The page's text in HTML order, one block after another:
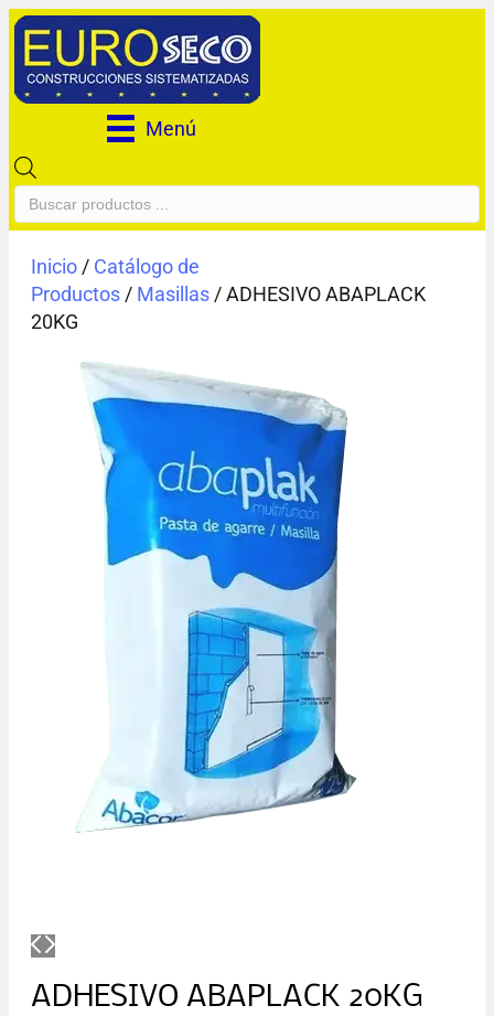
Menú
de
productos
Inicio / Catálogo de
Productos / Masillas / ADHESIVO ABAPLACK
20KG
ADHESIVO ABAPLACK 20KG